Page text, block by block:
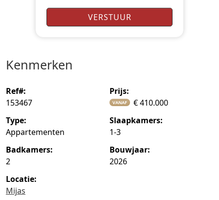
kenmerken
ref#:
153467
prijs:
VANAF
€ 410.000
type:
Appartementen
slaapkamers:
1-3
badkamers:
2
bouwjaar:
2026
locatie:
Mijas